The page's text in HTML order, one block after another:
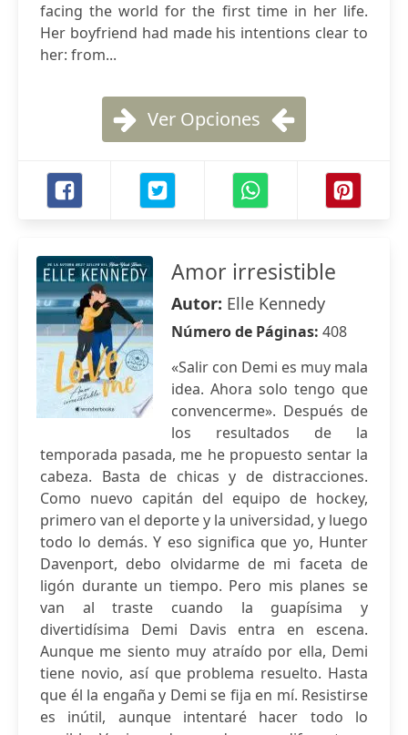
facing the world for the first time in her life.
Her boyfriend had made his intentions clear to
her: from...
Ver Opciones
Amor irresistible
Autor: Elle Kennedy
Número de Páginas: 408
«Salir con Demi es muy mala
idea. Ahora solo tengo que
convencerme». Después de
los resultados de la
temporada pasada, me he propuesto sentar la
cabeza. Basta de chicas y de distracciones.
Como nuevo capitán del equipo de hockey,
primero van el deporte y la universidad, y luego
todo lo demás. Y eso significa que yo, Hunter
Davenport, debo olvidarme de mi faceta de
ligón durante un tiempo. Pero mis planes se
van al traste cuando la guapísima y
divertidísima Demi Davis entra en escena.
Aunque me siento muy atraído por ella, Demi
tiene novio, así que problema resuelto. Hasta
que él la engaña y Demi se fija en mí. Resistirse
es inútil, aunque intentaré hacer todo lo